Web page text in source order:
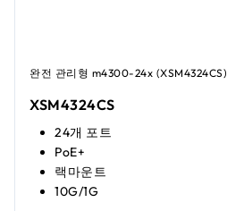
완전 관리형 m4300-24x (XSM4324CS)
XSM4324CS
24개 포트
PoE+
랙마운트
10G/1G